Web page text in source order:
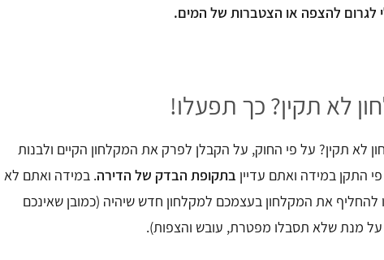
לגרום להצפה או הצטברות של המים.
לא תקין? כך תפעלו!
לא תקין? על פי החוק, על הקבלן לפרק את המקלחון הקיים ולבנות
התקן במידה ואתם עדיין בתקופת הבדק של הדירה. במידה ואתם לא
את המקלחון בעצמכם למקלחון חדש שיהיה (כמובן שאינכם
על מנת שלא תסבלו מפטרת, עובש והצפות).